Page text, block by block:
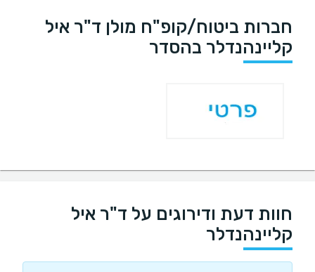
חברות ביטוח/קופ"ח מולן ד"ר איל
קליינהנדלר בהסדר
חוות דעת ודירוגים על ד"ר איל
קליינהנדלר